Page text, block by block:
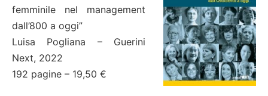
femminile nel management
dall’800 a oggi”
Luisa Pogliana – Guerini
Next, 2022
192 pagine – 19,50 €